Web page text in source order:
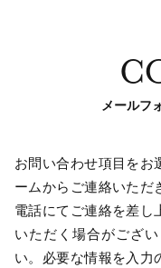
メールフ
お問い合わせ項目をお
ームからご連絡いただ
電話にてご連絡を差し
いただく場合がござ
い。必要な情報を入力